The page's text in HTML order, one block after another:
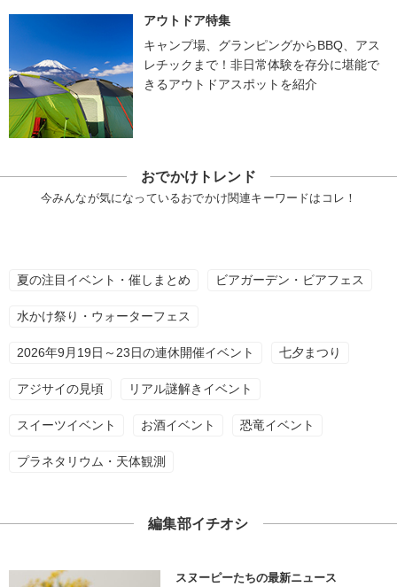
アウトドア特集
キャンプ場、グランピングからBBQ、アス
レチックまで！非日常体験を存分に堪能で
きるアウトドアスポットを紹介
おでかけトレンド
今みんなが気になっているおでかけ関連キーワードはコレ！
夏の注目イベント・催しまとめ ビアガーデン・ビアフェス
水かけ祭り・ウォーターフェス
2026年9月19日～23日の連休開催イベント 七夕まつり
アジサイの見頃 リアル謎解きイベント
スイーツイベント お酒イベント 恐竜イベント
プラネタリウム・天体観測
編集部イチオシ
スヌーピーたちの最新ニュース